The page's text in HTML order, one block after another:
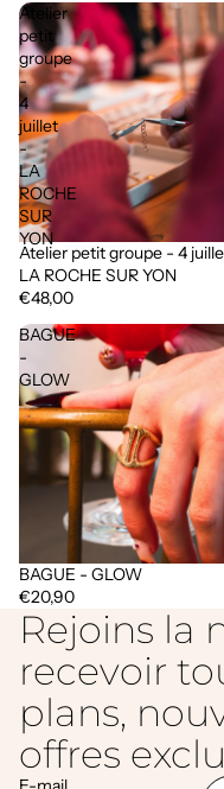
Atelier
petit
groupe
-
4
juillet
-
LA
ROCHE
SUR
YON
Atelier petit groupe - 4
LA ROCHE SUR YON
€48,00
BAGUE
-
GLOW
BAGUE - GLOW
€20,90
Rejoins la
recevoir
plans,
offres